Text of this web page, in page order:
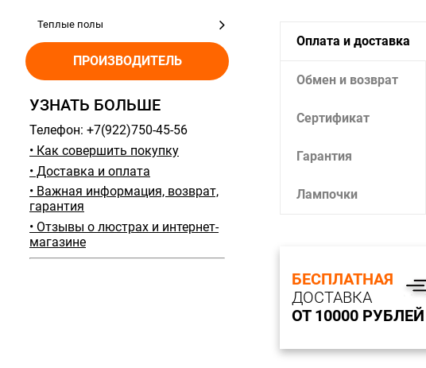
Теплые полы
ПРОИЗВОДИТЕЛЬ
УЗНАТЬ БОЛЬШЕ
Телефон: +7(922)750-45-56
• Как совершить покупку
• Доставка и оплата
• Важная информация, возврат,
гарантия
• Отзывы о люстрах и интернет-
магазине
Оплата и доставка
Обмен и возврат
Сертификат
Гарантия
Лампочки
БЕСПЛАТНАЯ
ДОСТАВКА
ОТ 10000 РУБЛЕЙ